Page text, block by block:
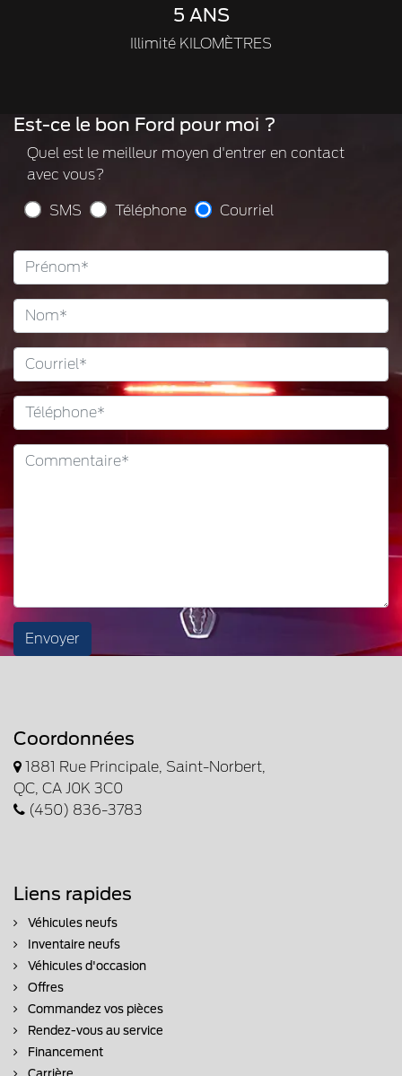
5 ANS
Illimité KILOMÈTRES
Est-ce le bon Ford pour moi ?
Quel est le meilleur moyen d'entrer en contact
avec vous?
SMS Téléphone Courriel
Envoyer
Coordonnées
1881 Rue Principale, Saint-Norbert,
QC, CA J0K 3C0
(450) 836-3783
Liens rapides
Véhicules neufs
Inventaire neufs
Véhicules d'occasion
Offres
Commandez vos pièces
Rendez-vous au service
Financement